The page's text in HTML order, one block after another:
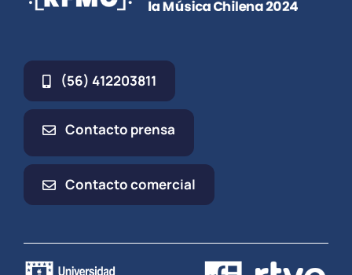
(56) 412203811
Contacto prensa
Contacto comercial